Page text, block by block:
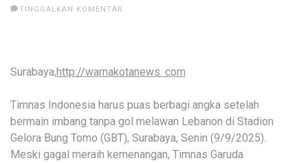
TINGGALKAN KOMENTAR
Surabaya,http://warnakotanews. com
Timnas Indonesia harus puas berbagi angka setelah
bermain imbang tanpa gol melawan Lebanon di Stadion
Gelora Bung Tomo (GBT), Surabaya, Senin (9/9/2025).
Meski gagal meraih kemenangan, Timnas Garuda